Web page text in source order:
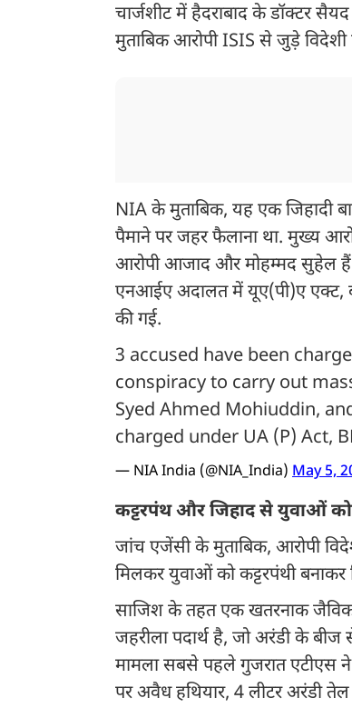
चार्जशीट में हैदराबाद के डॉक्टर
मुताबिक आरोपी ISIS से जुड़े
NIA के मुताबिक, यह एक जिहादी
पैमाने पर जहर फैलाना था. मुख्य
आरोपी आजाद और मोहम्मद सुहेल
एनआईए अदालत में यूए(पी)ए एक्ट,
की गई.
3 accused have been
conspiracy to carry out
Syed Ahmed Mohiuddin,
charged under UA (P) Act,
— NIA India (@NIA_India) May 5,
कट्टरपंथ और जिहाद से युवाओं को
जांच एजेंसी के मुताबिक, आरोपी
मिलकर युवाओं को कट्टरपंथी
साजिश के तहत एक खतरनाक
जहरीला पदार्थ है, जो अरंडी के
मामला सबसे पहले गुजरात एटीएस ने
पर अवैध हथियार, 4 लीटर अरंडी